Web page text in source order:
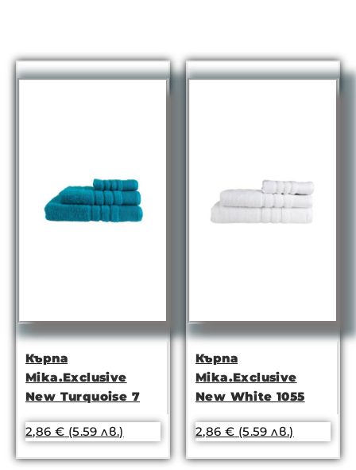
Кърпа
Mika.Exclusive
New Turquoise 7
2,86 € (5.59 лв.)
Кърпа
Mika.Exclusive
New White 1055
2,86 € (5.59 лв.)